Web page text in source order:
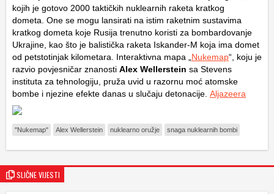
kojih je gotovo 2000 taktičkih nuklearnih raketa kratkog
dometa. One se mogu lansirati na istim raketnim sustavima
kratkog dometa koje Rusija trenutno koristi za bombardovanje
Ukrajine, kao što je balistička raketa Iskander-M koja ima domet
od petstotinjak kilometara. Interaktivna mapa „ Nukemap“, koju je
razvio povjesničar znanosti Alex Wellerstein sa Stevens
instituta za tehnologiju, pruža uvid u razornu moć atomske
bombe i njezine efekte danas u slučaju detonacije. Aljazeera
"Nukemap" Alex Wellerstein nuklearno oružje snaga nuklearnih bombi
SLIČNE VIJESTI